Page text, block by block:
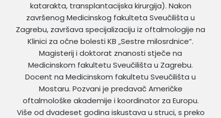
katarakta, transplantacijska kirurgija). Nakon
završenog Medicinskog fakulteta Sveučilišta u
Zagrebu, završava specijalizaciju iz oftalmologije na
Klinici za očne bolesti KB „Sestre milosrdnice“.
Magisterij i doktorat znanosti stječe na
Medicinskom fakultetu Sveučilišta u Zagrebu.
Docent na Medicinskom fakultetu Sveučilišta u
Mostaru. Pozvani je predavač Američke
oftalmološke akademije i koordinator za Europu.
Više od dvadeset godina iskustava u struci, s preko